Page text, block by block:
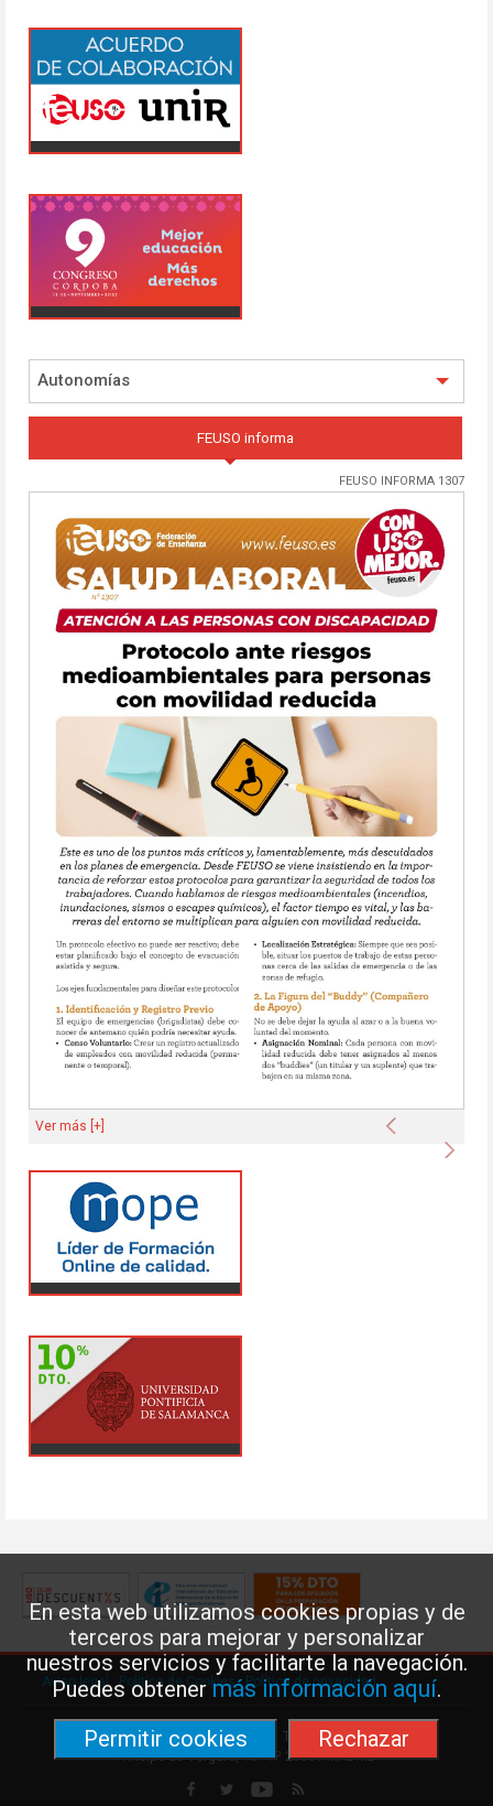
En esta web utilizamos cookies propias y de
terceros para mejorar y personalizar
nuestros servicios y facilitarte la navegación.
Puedes obtenermás información aquí.
Permitir cookies
Rechazar
Autonomías
FEUSO informa
FEUSO INFORMA 1307
Anterior
Ver más [+]
Aviso legal·Política de Cookies·Política de privacidad
Federación de Enseñanza de USO · Teléfono: 91 577 41 13 ·
Príncipe de Vergara, 13 · 7º 28001 MADRID